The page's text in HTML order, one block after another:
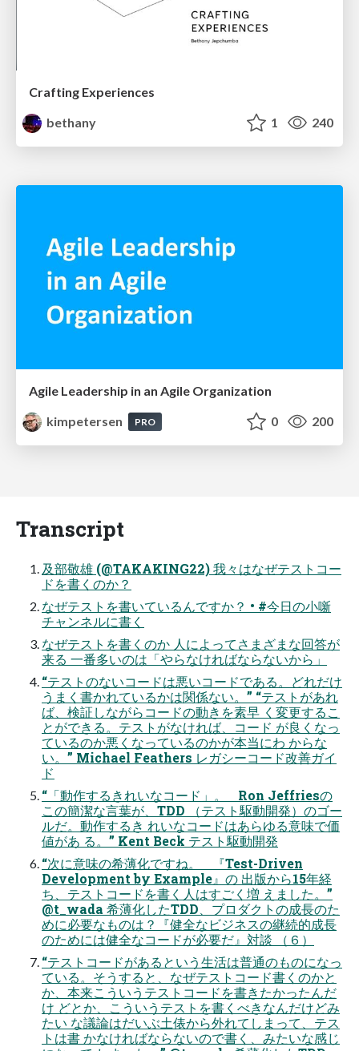
Crafting Experiences
bethany
1 240
Agile Leadership in an Agile Organization
kimpetersen
PRO 0 200
Transcript
及部敬雄 (@TAKAKING22) 我々はなぜテストコー
ドを書くのか？
なぜテストを書いているんですか？ • #今日の小噺
チャンネルに書く
なぜテストを書くのか 人によってさまざまな回答が
来る 一番多いのは「やらなければならないから」
“テストのないコードは悪いコードである。どれだけ
うまく書かれているかは関係ない。” “テストがあれ
ば、検証しながらコードの動きを素早 く変更するこ
とができる。テストがなければ、コード が良くなっ
ているのか悪くなっているのかが本当にわ からな
い。” Michael Feathers レガシーコード改善ガイ
ド
“「動作するきれいなコード」。 Ron Jeffriesの
この簡潔な言葉が、TDD （テスト駆動開発）のゴー
ルだ。動作するき れいなコードはあらゆる意味で価
値があ る。” Kent Beck テスト駆動開発
“次に意味の希薄化ですね。 『Test-Driven
Development by Example』の 出版から15年経
ち、テストコードを書く人はすごく増 えました。”
@t_wada 希薄化したTDD、プロダクトの成長のた
めに必要なものは？『健全なビジネスの継続的成長
のためには健全なコードが必要だ』対談 （６）
“テストコードがあるという生活は普通のものになっ
ている。そうすると、なぜテストコード書くのかと
か、本来こういうテストコードを書きたかったんだ
け どとか、こういうテストを書くべきなんだけどみ
たい な議論はだいぶ土俵から外れてしまって、テス
トは書 かなければならないので書く、みたいな感じ